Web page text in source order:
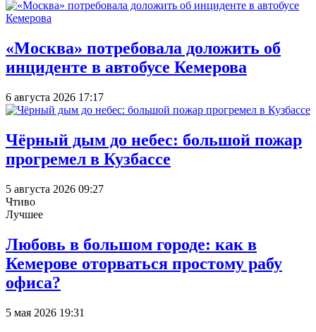
«Москва» потребовала доложить об
инциденте в автобусе Кемерова
6 августа 2026 17:17
Чёрный дым до небес: большой пожар
прогремел в Кузбассе
5 августа 2026 09:27
Чтиво
Лучшее
Любовь в большом городе: как в
Кемерове оторваться простому рабу
офиса?
5 мая 2026 19:31